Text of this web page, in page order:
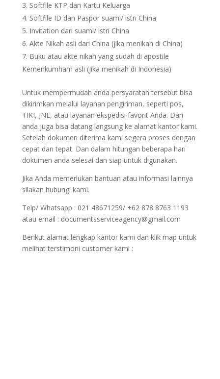
Softfile KTP dan Kartu Keluarga
Softfile ID dan Paspor suami/ istri China
Invitation dari suami/ istri China
Akte Nikah asli dari China (jika menikah di China)
Buku atau akte nikah yang sudah di apostile
Kemenkumham asli (jika menikah di Indonesia)
Untuk mempermudah anda persyaratan tersebut bisa
dikirimkan melalui layanan pengiriman, seperti pos,
TIKI, JNE, atau layanan ekspedisi favorit Anda. Dan
anda juga bisa datang langsung ke alamat kantor kami.
Setelah dokumen diterima kami segera proses dengan
cepat dan tepat. Dan dalam hitungan beberapa hari
dokumen anda selesai dan siap untuk digunakan.
Jika Anda memerlukan bantuan atau informasi lainnya
silakan hubungi kami.
Telp/ Whatsapp : 021 48671259/ +62 878 8763 1193
atau email : documentsserviceagency@gmail.com
Berikut alamat lengkap kantor kami dan klik map untuk
melihat terstimoni customer kami :